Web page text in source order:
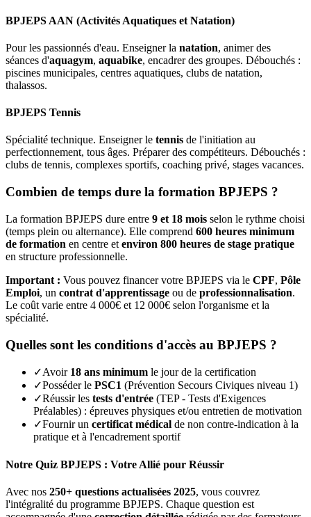
BPJEPS AAN (Activités Aquatiques et Natation)
Pour les passionnés d'eau. Enseigner la natation, animer des
séances d'aquagym, aquabike, encadrer des groupes. Débouchés :
piscines municipales, centres aquatiques, clubs de natation,
thalassos.
BPJEPS Tennis
Spécialité technique. Enseigner le tennis de l'initiation au
perfectionnement, tous âges. Préparer des compétiteurs. Débouchés :
clubs de tennis, complexes sportifs, coaching privé, stages vacances.
Combien de temps dure la formation BPJEPS ?
La formation BPJEPS dure entre 9 et 18 mois selon le rythme choisi
(temps plein ou alternance). Elle comprend 600 heures minimum
de formation en centre et environ 800 heures de stage pratique
en structure professionnelle.
Important : Vous pouvez financer votre BPJEPS via le CPF, Pôle
Emploi, un contrat d'apprentissage ou de professionnalisation.
Le coût varie entre 4 000€ et 12 000€ selon l'organisme et la
spécialité.
Quelles sont les conditions d'accès au BPJEPS ?
✓Avoir 18 ans minimum le jour de la certification
✓Posséder le PSC1 (Prévention Secours Civiques niveau 1)
✓Réussir les tests d'entrée (TEP - Tests d'Exigences
Préalables) : épreuves physiques et/ou entretien de motivation
✓Fournir un certificat médical de non contre-indication à la
pratique et à l'encadrement sportif
Notre Quiz BPJEPS : Votre Allié pour Réussir
Avec nos 250+ questions actualisées 2025, vous couvrez
l'intégralité du programme BPJEPS. Chaque question est